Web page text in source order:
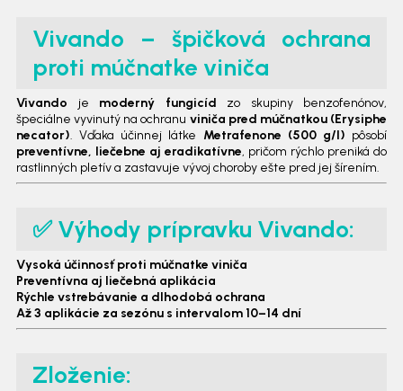
Vivando – špičková ochrana
proti múčnatke viniča
Vivando je moderný fungicíd zo skupiny benzofenónov,
špeciálne vyvinutý na ochranu viniča pred múčnatkou (Erysiphe
necator). Vďaka účinnej látke Metrafenone (500 g/l) pôsobí
preventívne, liečebne aj eradikatívne, pričom rýchlo preniká do
rastlinných pletív a zastavuje vývoj choroby ešte pred jej šírením.
✅ Výhody prípravku Vivando:
Vysoká účinnosť proti múčnatke viniča
Preventívna aj liečebná aplikácia
Rýchle vstrebávanie a dlhodobá ochrana
Až 3 aplikácie za sezónu s intervalom 10–14 dní
Zloženie: